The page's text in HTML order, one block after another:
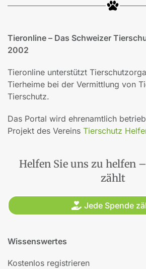
Tieronline – Das Schweizer
2002
Tieronline unterstützt
Tierheime bei der Vermittlung von
Tierschutz.
Das Portal wird ehrenamtlich
Projekt des Vereins Tierschutz
Helfen Sie uns zu helfen
zählt
Jede Spende
Wissenswertes
Kostenlos registrieren